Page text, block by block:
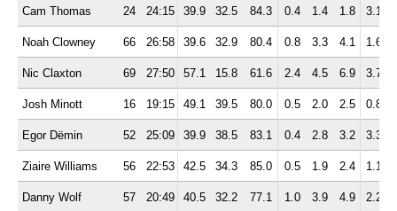
Cam Thomas 24 24:15 39.9 32.5 84.3 0.4 1.4 1.8 3.1
Noah Clowney 66 26:58 39.6 32.9 80.4 0.8 3.3 4.1 1.6
Nic Claxton 69 27:50 57.1 15.8 61.6 2.4 4.5 6.9 3.7
Josh Minott 16 19:15 49.1 39.5 80.0 0.5 2.0 2.5 0.8
Egor Dëmin 52 25:09 39.9 38.5 83.1 0.4 2.8 3.2 3.3
Ziaire Williams 56 22:53 42.5 34.3 85.0 0.5 1.9 2.4 1.1
Danny Wolf 57 20:49 40.5 32.2 77.1 1.0 3.9 4.9 2.2